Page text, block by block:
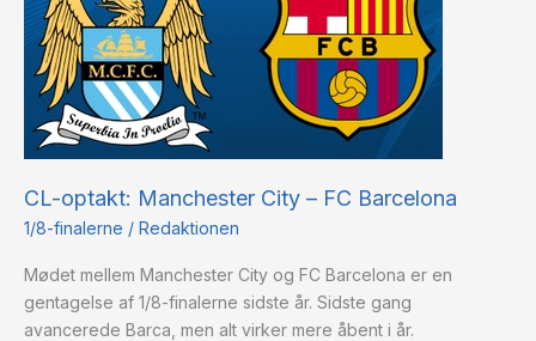
CL-optakt: Manchester City – FC Barcelona
1/8-finalerne / Redaktionen
Mødet mellem Manchester City og FC Barcelona er en
gentagelse af 1/8-finalerne sidste år. Sidste gang
avancerede Barca, men alt virker mere åbent i år.
City
FC
Barcelona